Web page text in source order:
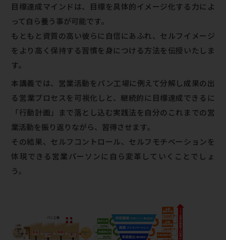
目標達成マインドは、目標を具体的イメージ化する力によ
って自ら養う事が可能です。
もともと資質の高い彼らに自信にあふれ、セルフイメージ
をより高く保持する習慣を身につける方法を伝授いたしま
す。
本講義では、営業活動をパン工場に例えて分解し成果の出
る営業プロセスを可視化しと、継続的に目標達成できるに
「行動計画」まで落とし込む実践法を自分のこれまでの営
業活動を振り返りながら、習得させます。
その結果、セルフコントロール、セルフモチベーションを
体現できる営業パーソンに自ら変革していくことでしょ
う。